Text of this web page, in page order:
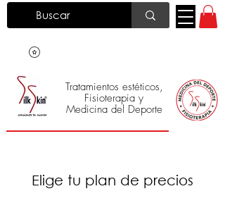
Silk Skin®
Tratamientos estéticos,
Fisioterapia y
Medicina del Deporte
Elige tu plan de precios